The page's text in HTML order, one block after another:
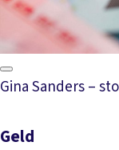
Gina Sanders –
Geld